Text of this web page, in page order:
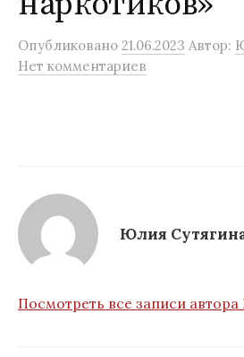
Опубликовано 21.06.2023 Автор:
Нет комментариев
Юлия
Посмотреть все записи